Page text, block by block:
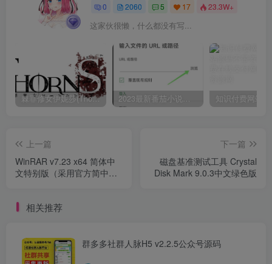
0 2060 5 17 23.3W+
这家伙很懒，什么都没有写...
棘罪修女伊妮莎(ThornSin) ver0.11 官方中文版 ACT游戏&神作 2.1G
上一篇
WinRAR v7.23 x64 简体中
文特别版（采用官方简中，
下一篇
磁盘基准测试工具 Crystal
Disk Mark 9.0.3中文绿色版
相关推荐
群多多社群人脉H5 v2.2.5公众号源码